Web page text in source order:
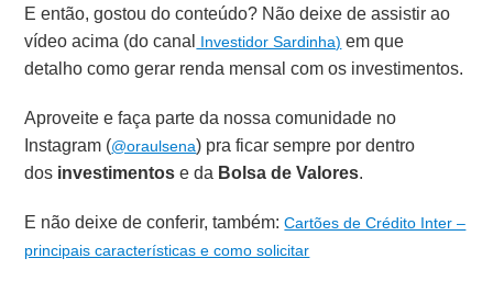
E então, gostou do conteúdo? Não deixe de assistir ao
vídeo acima (do canal Investidor Sardinha) em que
detalho como gerar renda mensal com os investimentos.
Aproveite e faça parte da nossa comunidade no
Instagram (@oraulsena) pra ficar sempre por dentro
dos investimentose da Bolsa de Valores.
E não deixe de conferir, também:Cartões de Crédito Inter –
principais características e como solicitar